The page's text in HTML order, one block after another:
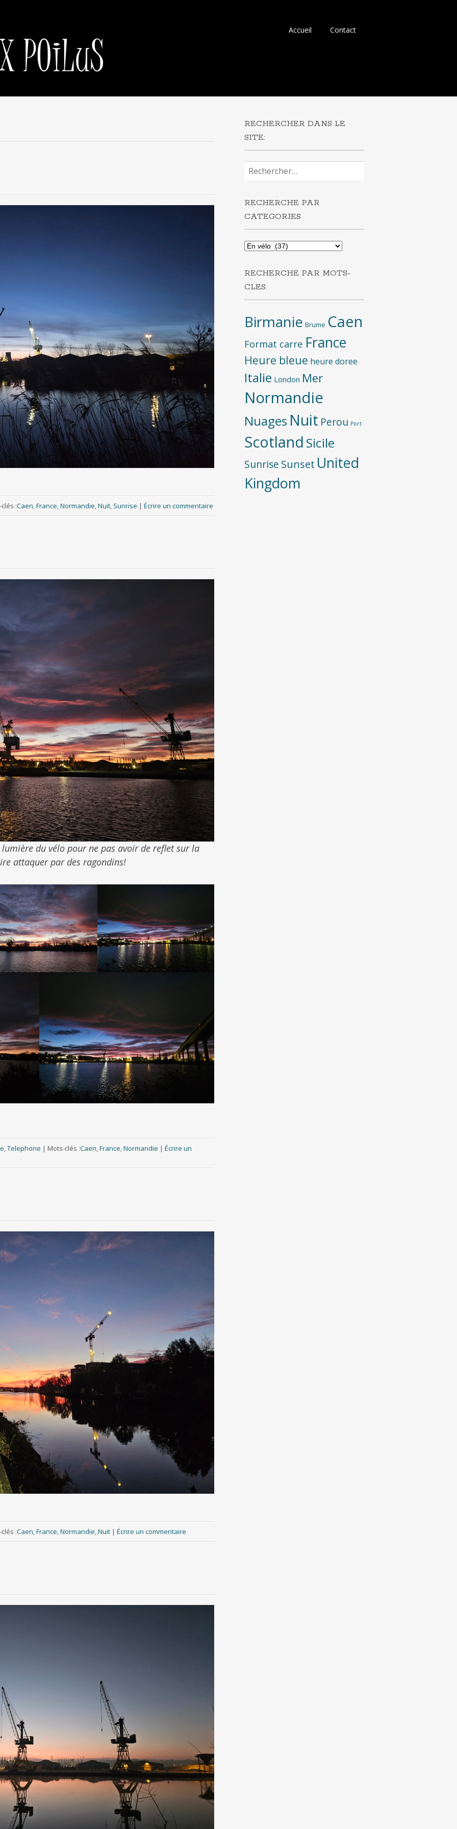
Aller
Accueil Contact
:Caen France Normandie Nuit, Sunrise | Écrire un commentaire
du vélo pour ne pas avoir de reflet sur la
attaquer par des ragondins!
,Telephone | Mots-clés :Caen,France,Normandie | Écrire un
:Caen,France,Normandie,Nuit | Écrire un commentaire
RECHERCHER DANS LE
SITE:
Rechercher :
RECHERCHE PAR
CATEGORIES
Recherche
par
RECHERCHE PAR MOTS-
CLES.
Birmanie Brume Caen
Format carre France
Heure bleue heure doree
Italie London Mer
Normandie
Nuages Nuit Perou Port
Scotland Sicile
Sunrise Sunset United
Kingdom